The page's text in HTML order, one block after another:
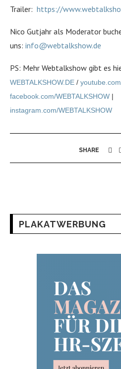
Trailer: https://
Nico Gutjahr als Moderator
uns: info@webtalkshow.de
PS: Mehr Webtalkshow gibt es
WEBTALKSHOW.DE /
facebook.com/WEBTALKSHOW |
instagram.com/WEBTALKSHOW
SHARE
PLAKATWERBUNG